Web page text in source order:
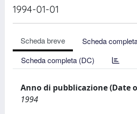
1994-01-01
Scheda breve
Scheda
Scheda completa (DC)
Anno di pubblicazione (Date
1994